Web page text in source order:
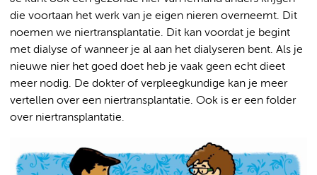
die voortaan het werk van je eigen nieren overneemt. Dit
noemen we niertransplantatie. Dit kan voordat je begint
met dialyse of wanneer je al aan het dialyseren bent. Als je
nieuwe nier het goed doet heb je vaak geen echt dieet
meer nodig. De dokter of verpleegkundige kan je meer
vertellen over een niertransplantatie. Ook is er een folder
over niertransplantatie.